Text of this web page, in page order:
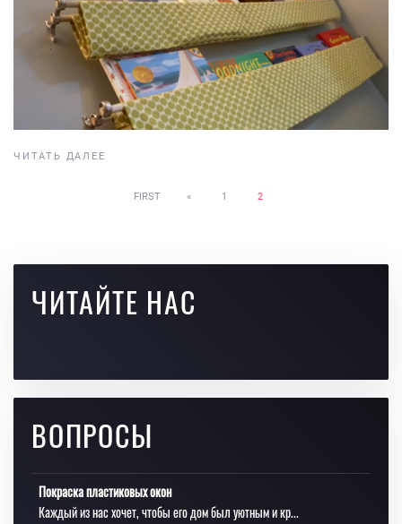
ЧИТАТЬ ДАЛЕЕ
FIRST « 1 2
ЧИТАЙТЕ НАС
ВОПРОСЫ
Покраска пластиковых окон
Каждый из нас хочет, чтобы его дом был уютным и кр...